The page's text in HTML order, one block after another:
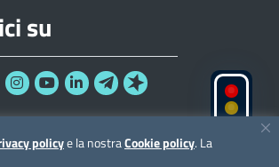
policye la nostraCookie policy. La
su